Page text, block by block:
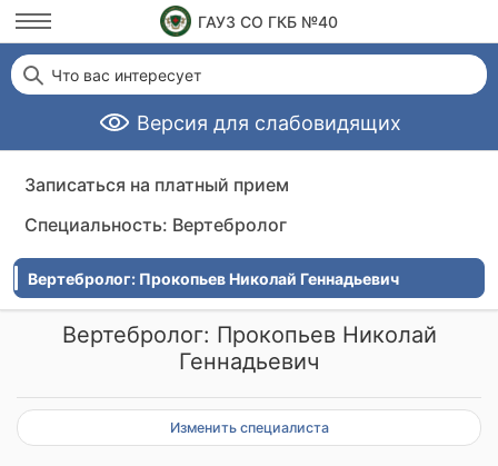
ГАУЗ СО ГКБ №40
Версия для слабовидящих
Что вас интересует
Записаться на платный прием
Специальность: Вертебролог
Вертебролог: Прокопьев Николай Геннадьевич
Вертебролог: Прокопьев Николай
Геннадьевич
Изменить специалиста